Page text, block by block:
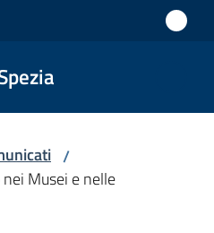
/
Musei e nelle